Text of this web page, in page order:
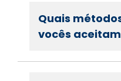
Quais
vocês